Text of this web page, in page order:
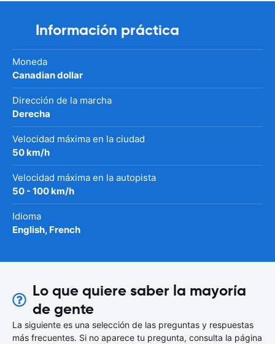
Información práctica
Moneda
Canadian dollar
Dirección de la marcha
Derecha
Velocidad máxima en la ciudad
50 km/h
Velocidad máxima en la autopista
50 - 100 km/h
Idioma
English, French
Lo que quiere saber la mayoría
de gente
La siguiente es una selección de las preguntas y respuestas
más frecuentes. Si no aparece tu pregunta, consulta la página